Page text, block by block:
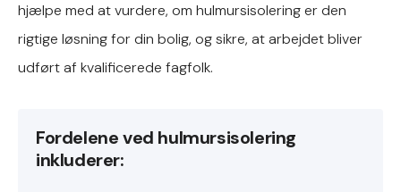
hjælpe med at vurdere, om hulmursisolering er den
rigtige løsning for din bolig, og sikre, at arbejdet bliver
udført af kvalificerede fagfolk.
Fordelene ved hulmursisolering
inkluderer: